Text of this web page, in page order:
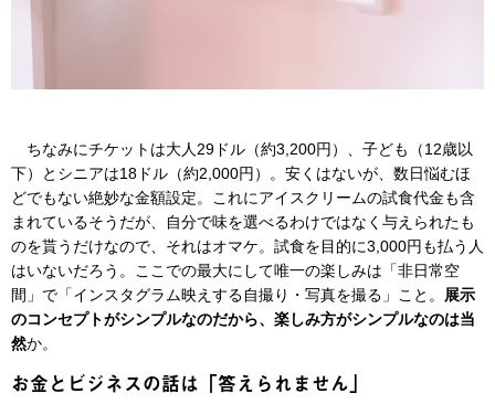
ちなみにチケットは大人29ドル（約3,200円）、子ども（12歳以
下）とシニアは18ドル（約2,000円）。安くはないが、数日悩むほ
どでもない絶妙な金額設定。これにアイスクリームの試食代金も含
まれているそうだが、自分で味を選べるわけではなく与えられたも
のを貰うだけなので、それはオマケ。試食を目的に3,000円も払う人
はいないだろう。ここでの最大にして唯一の楽しみは「非日常空
間」で「インスタグラム映えする自撮り・写真を撮る」こと。 展示
のコンセプトがシンプルなのだから、楽しみ方がシンプルなのは当
然か。
お金とビジネスの話は「答えられません」